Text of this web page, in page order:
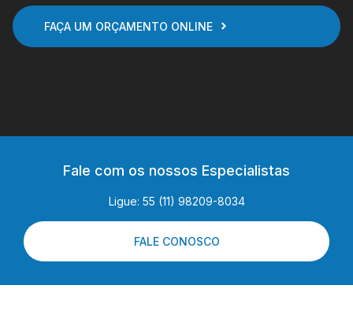
FAÇA UM ORÇAMENTO ONLINE
Fale com os nossos Especialistas
Ligue: 55 (11) 98209-8034
FALE CONOSCO